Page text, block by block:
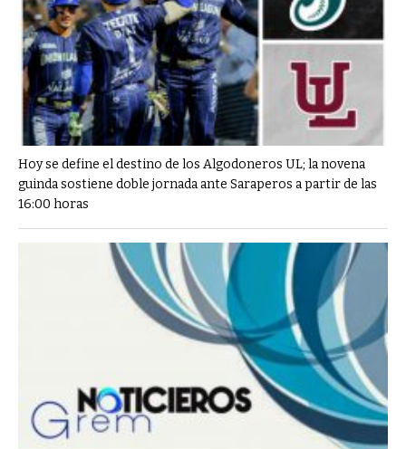
Hoy se define el destino de los Algodoneros UL; la novena
guinda sostiene doble jornada ante Saraperos a partir de las
16:00 horas